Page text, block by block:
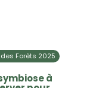
Forêts 2025
à